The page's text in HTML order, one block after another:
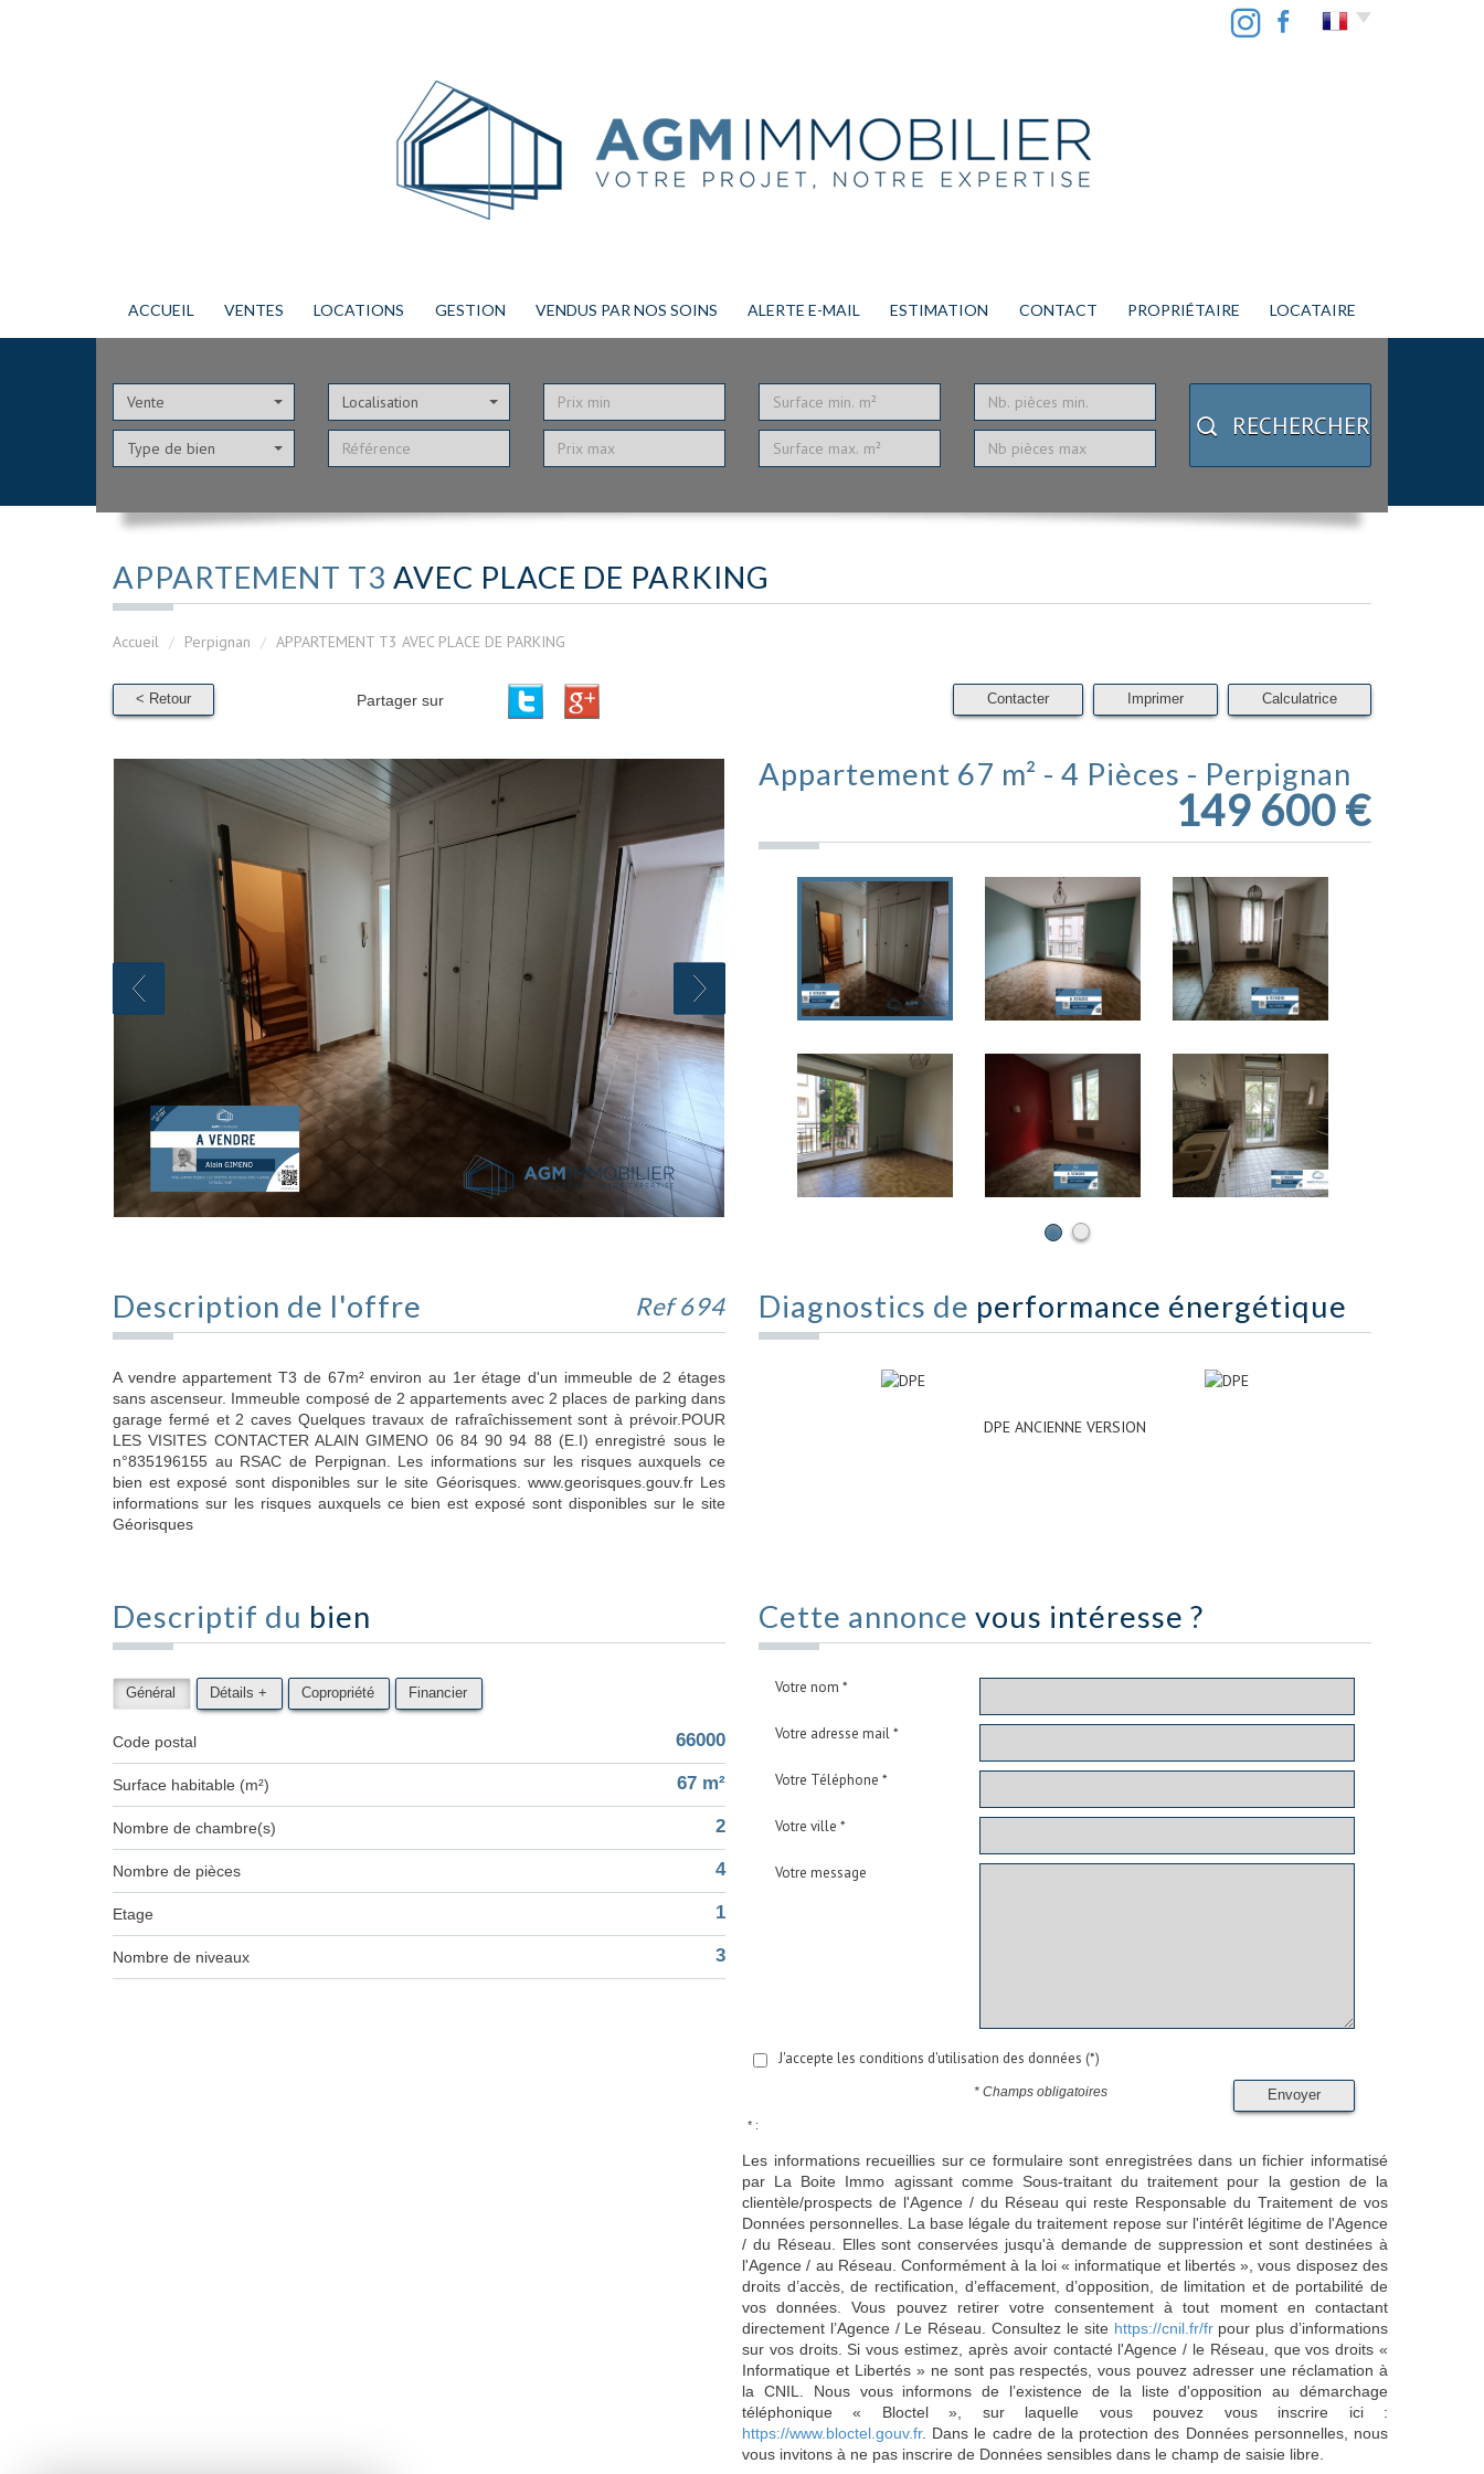
ACCUEIL VENTES LOCATIONS GESTION VENDUS PAR NOS SOINS ALERTE E-MAIL ESTIMATION CONTACT PROPRIÉTAIRE LOCATAIRE
Vente
Type de bien
Localisation
RECHERCHER
APPARTEMENT T3 AVEC PLACE DE PARKING
Accueil Perpignan APPARTEMENT T3 AVEC PLACE DE PARKING
< Retour Partager sur Contacter Imprimer Calculatrice
Appartement 67 m² - 4 Pièces - Perpignan
149 600€
Description de l'offre Ref 694
A vendre appartement T3 de 67m² environ au 1er étage d'un immeuble de 2 étages
sans ascenseur. Immeuble composé de 2 appartements avec 2 places de parking dans
garage fermé et 2 caves Quelques travaux de rafraîchissement sont à prévoir.POUR
LES VISITES CONTACTER ALAIN GIMENO 06 84 90 94 88 (E.I) enregistré sous le
n°835196155 au RSAC de Perpignan. Les informations sur les risques auxquels ce
bien est exposé sont disponibles sur le site Géorisques. www.georisques.gouv.fr Les
informations sur les risques auxquels ce bien est exposé sont disponibles sur le site
Géorisques
Diagnostics de performance énergétique
DPE ANCIENNE VERSION
Descriptif du bien
Général Détails + Copropriété Financier
Code postal 66000
Surface habitable (m²) 67 m²
Nombre de chambre(s) 2
Nombre de pièces 4
Etage 1
Nombre de niveaux 3
Cette annonce vous intéresse ?
Votre nom *
Votre adresse mail *
Votre Téléphone *
Votre ville *
Votre message
J'accepte les conditions d'utilisation des données (*)
Envoyer
* Champs obligatoires
* :
Les informations recueillies sur ce formulaire sont enregistrées dans un fichier informatisé
par La Boite Immo agissant comme Sous-traitant du traitement pour la gestion de la
clientèle/prospects de l'Agence / du Réseau qui reste Responsable du Traitement de vos
Données personnelles. La base légale du traitement repose sur l'intérêt légitime de l'Agence
/ du Réseau. Elles sont conservées jusqu'à demande de suppression et sont destinées à
l'Agence / au Réseau. Conformément à la loi « informatique et libertés », vous disposez des
droits d’accès, de rectification, d’effacement, d’opposition, de limitation et de portabilité de
vos données. Vous pouvez retirer votre consentement à tout moment en contactant
directement l’Agence / Le Réseau. Consultez le site https://cnil.fr/frpour plus d’informations
sur vos droits. Si vous estimez, après avoir contacté l'Agence / le Réseau, que vos droits «
Informatique et Libertés » ne sont pas respectés, vous pouvez adresser une réclamation à
la CNIL. Nous vous informons de l’existence de la liste d'opposition au démarchage
téléphonique « Bloctel », sur laquelle vous pouvez vous inscrire ici :
https://www.bloctel.gouv.fr. Dans le cadre de la protection des Données personnelles, nous
vous invitons à ne pas inscrire de Données sensibles dans le champ de saisie libre.